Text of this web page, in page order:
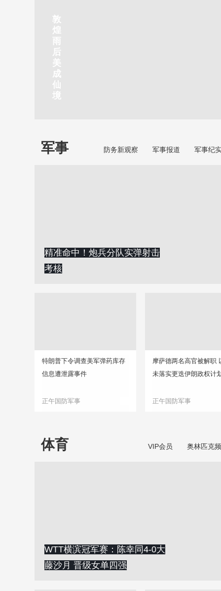
静赏京娘湖
京娘湖位于邯郸武安市口上村北，常年平均气温19摄氏度，夏
吉
林
市
北
山
公
园
云
探
古
北
水
镇
南
京
玄
武
湖
景
区
焦
作
红
石
峡
秦
皇
岛
金
梦
海
湾
剑
川
下
梅
岭
瀑
布
烟
雨
齐
云
山
敦
煌
雨
后
美
成
仙
境
军事 防务新观察 军事报道 军事纪
精准命中！炮兵分队实弹射击
考核
特朗普下令调查美军弹药库存
信息遭泄露事件
正午国防军事
摩萨德两名高官被解职
未落实更迭伊朗政权计
正午国防军事
体育 VIP会员 奥林匹克
WTT横滨冠军赛：陈幸同4-0大
藤沙月 晋级女单四强